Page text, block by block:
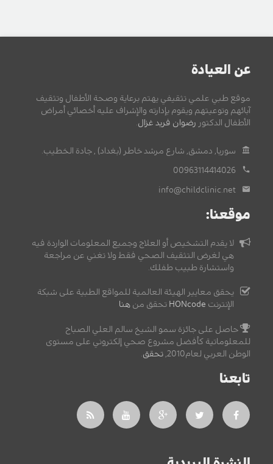
عن العيادة
موقع طبي علمي تثقيفي يهتم برعاية وصحة الأطفال وتثقيف
آبائهم وتوعيتهم ويقوم بإدارته والإشراف عليه أخصائي أمراض
الأطفال الدكتور رضوان فريد غزال.
سوريا, دمشق, شارع مرشد خاطر (بغداد) , جادة الخطيب.
00963114414026
info@childclinic.net
موقعنا:
لا يقدم التشخيص أو العلاج وجميع المعلومات الواردة فيه
هي لغرض التثقيف الصحي فقط ولا تغني عن مراجعة
واستشارة طبيب طفلك.
يحقق معايير الهيئة العالمية للمواقع الطبية على شبكة
الإنترنت HONcode تحقق من هنا
حاصل على جائزة سمو الشيخ سالم العلي الصباح
للمعلوماتية كأفضل مشروع صحي إلكتروني على مستوى
الوطن العربي لعام2010,
تحقق.
تابعنا